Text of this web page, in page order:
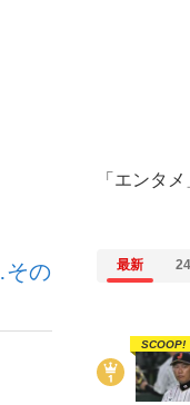
代表“敗戦”の真実 選手
い」『北の国から』倉本
運用のすべて
その
「エンタ
最新
SCOOP!